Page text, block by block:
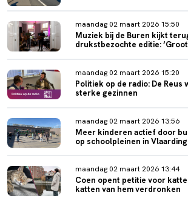
maandag 02 maart 2026 15:50
Muziek bij de Buren kijkt
drukstbezochte editie: ‘Groot
maandag 02 maart 2026 15:20
Politiek op de radio: De Reus
sterke gezinnen
maandag 02 maart 2026 13:56
Meer kinderen actief door
op schoolpleinen in
maandag 02 maart 2026 13:44
Coen opent petitie voor
katten van hem verdronken